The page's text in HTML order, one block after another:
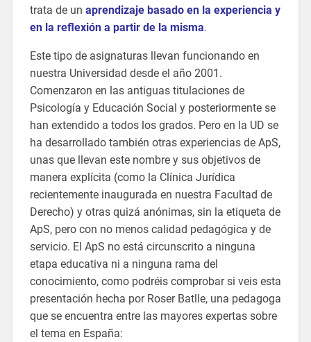
trata de un aprendizaje basado en la experiencia y
en la reflexión a partir de la misma.
Este tipo de asignaturas llevan funcionando en
nuestra Universidad desde el año 2001.
Comenzaron en las antiguas titulaciones de
Psicología y Educación Social y posteriormente se
han extendido a todos los grados. Pero en la UD se
ha desarrollado también otras experiencias de ApS,
unas que llevan este nombre y sus objetivos de
manera explícita (como la Clínica Jurídica
recientemente inaugurada en nuestra Facultad de
Derecho) y otras quizá anónimas, sin la etiqueta de
ApS, pero con no menos calidad pedagógica y de
servicio. El ApS no está circunscrito a ninguna
etapa educativa ni a ninguna rama del
conocimiento, como podréis comprobar si veis esta
presentación hecha por Roser Batlle, una pedagoga
que se encuentra entre las mayores expertas sobre
el tema en España: